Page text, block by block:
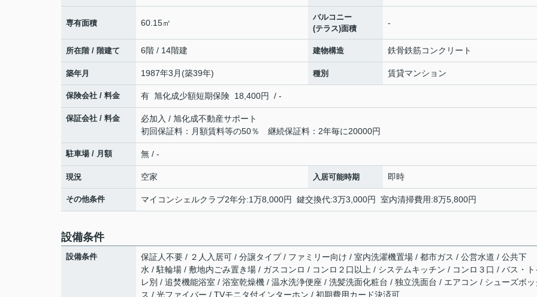
専有面積 60.15㎡
バルコニー
(テラス)面積
-
所在階 / 階建て 6階 / 14階建 建物構造 鉄骨鉄筋コンクリート
築年月 1987年3月(築39年) 種別 賃貸マンション
保険会社 / 料金 有 旭化成少額短期保険 18,400円 / -
保証会社 / 料金
必加入 / 旭化成不動産サポート
初回保証料：月額賃料等の50％ 継続保証料：2年毎に20000円
駐車場 / 月額 無 / -
現況 空家 入居可能時期 即時
その他条件 マイコンシェルクラブ2年分:1万8,000円 鍵交換代:3万3,000円 室内清掃費用:8万5,800円
設備条件
設備条件
保証人不要 / ２人入居可 / 分譲タイプ / ファミリー向け / 室内洗濯機置場 / 都市ガス / 公営水道 / 公共下
水 / 駐輪場 / 敷地内ごみ置き場 / ガスコンロ / コンロ２口以上 / システムキッチン / コンロ３口 / バス・ト
レ別 / 追焚機能浴室 / 浴室乾燥機 / 温水洗浄便座 / 洗髪洗面化粧台 / 独立洗面台 / エアコン / シューズボッ
ス / 光ファイバー / TVモニタ付インターホン / 初期費用カード決済可